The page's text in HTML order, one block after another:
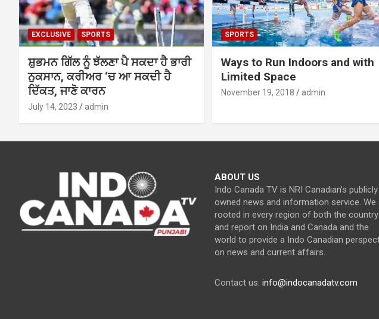
EXCLUSIVE SPORTS
ਸ਼ੁਭਮਨ ਗਿੱਲ ਨੂੰ ਝੱਲਣਾ ਪੈ ਸਕਦਾ ਹੈ ਭਾਰੀ
ਨੁਕਸਾਨ, ਕਰੀਅਰ ‘ਚ ਆ ਸਕਦੀ ਹੈ
ਦਿੱਕਤ, ਜਾਣੋ ਕਾਰਨ
July 14, 2023 admin
SPORTS
Ways to Run Indoors and with
Limited Space
November 19, 2018 admin
ABOUT US
Indo Canada TV is NRI Canadian’s publicly
owned news and information service. We
rooted in every region of both the country
and report on India and Canada and the
world to provide a Indo Canadian
on news and current affairs.
Contact us: info@indocanadatv.com